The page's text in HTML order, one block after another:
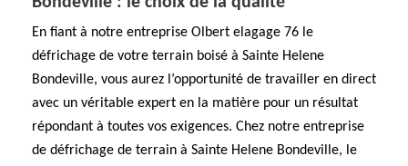
En fiant à notre entreprise Olbert elagage 76 le
défrichage de votre terrain boisé à Sainte Helene
Bondeville, vous aurez l’opportunité de travailler en direct
avec un véritable expert en la matière pour un résultat
répondant à toutes vos exigences. Chez notre entreprise
de défrichage de terrain à Sainte Helene Bondeville, le